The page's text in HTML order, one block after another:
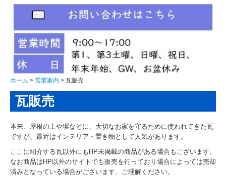
葺き替えのメリット
ドローン屋根調査
瓦ガーデニング
太陽光発電
ご契約までの流れ
瓦雑貨・瓦の販売
瓦コースター
いぶしBaby
ホーム 営業案内 瓦販売
瓦販売
本来、屋根の上や塀などに、大切なお家を守るために使われてきた瓦
ですが、最近はインテリア・置き物として人気があります。
ここに紹介する瓦以外にもHP未掲載の商品がある場合もございます。
なお商品はHP以外のサイトでも販売を行っており場合によっては売却
済みとなっている場合がございます、ご理解ください。